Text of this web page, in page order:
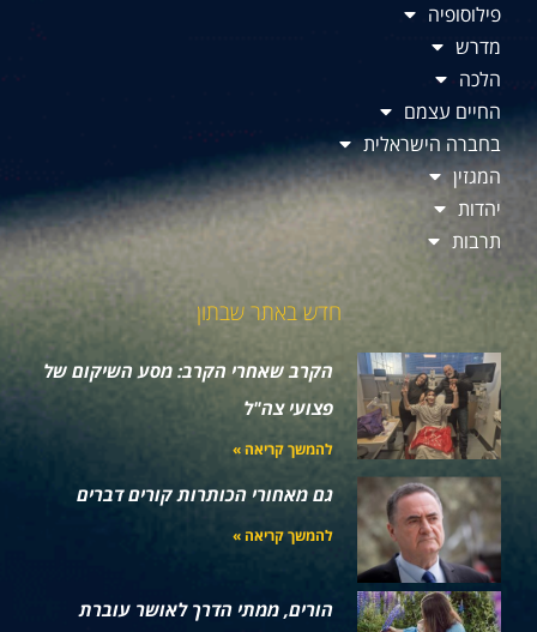
פילוסופיה
מדרש
הלכה
החיים עצמם
בחברה הישראלית
המגזין
יהדות
תרבות
חדש באתר שבתון
הקרב שאחרי הקרב: מסע השיקום של
פצועי צה"ל
להמשך קריאה »
גם מאחורי הכותרות קורים דברים
להמשך קריאה »
הורים, ממתי הדרך לאושר עוברת